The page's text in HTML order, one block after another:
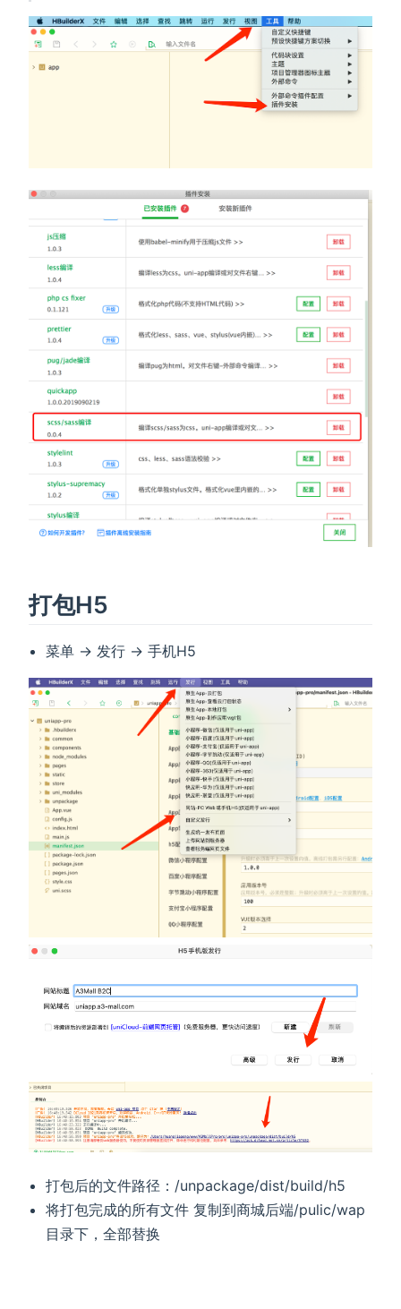
打包H5
菜单 -> 发行 -> 手机H5
打包后的文件路径：/unpackage/dist/build/h5
将打包完成的所有文件 复制到商城后端/pulic/wap
目录下，全部替换